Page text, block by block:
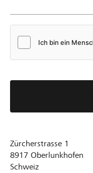
Zürcherstrasse 1
8917 Oberlunkhofen
Schweiz